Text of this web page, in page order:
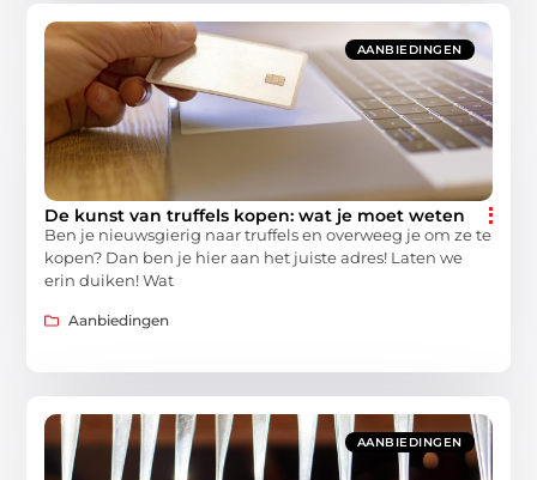
AANBIEDINGEN
De kunst van truffels kopen: wat je moet weten
Ben je nieuwsgierig naar truffels en overweeg je om ze te
kopen? Dan ben je hier aan het juiste adres! Laten we
erin duiken! Wat
Aanbiedingen
AANBIEDINGEN